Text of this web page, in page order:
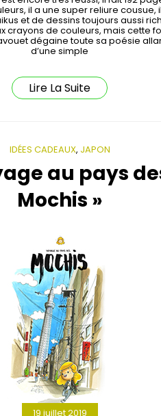
il a une super reliure cousue,
et de dessins toujours aussi
crayons de couleurs, mais cette
dégaine toute sa poésie
d’une simple
Lire La Suite
IDÉES CADEAUX, JAPON
au pays
Mochis »
19 juillet 2019